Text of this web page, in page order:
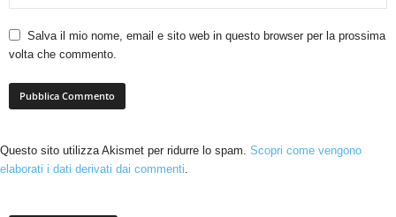
Salva il mio nome, email e sito web in questo browser per la prossima
volta che commento.
Questo sito utilizza Akismet per ridurre lo spam. Scopri come vengono
elaborati i dati derivati dai commenti.